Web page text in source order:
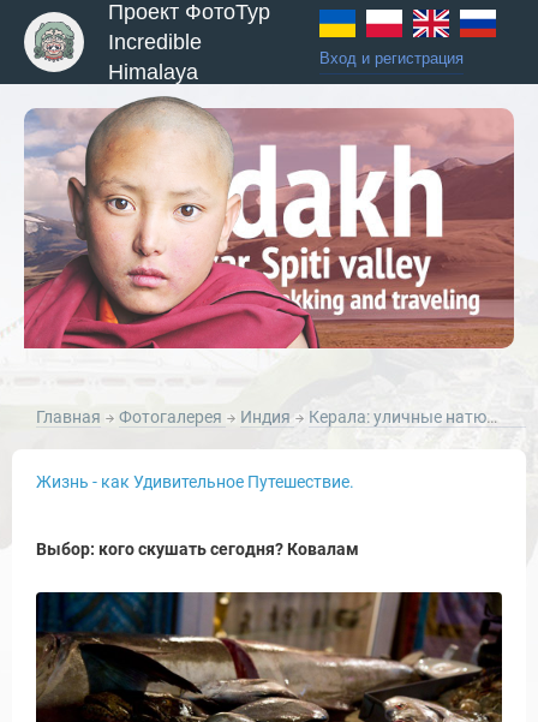
и Туры
Проект ФотоТур
Incredible
Himalaya
Вход и регистрация
Главная Фотогалерея Индия Керала: уличные натюрморты с рыбинами
Жизнь - как Удивительное Путешествие.
Выбор: кого скушать сегодня? Ковалам